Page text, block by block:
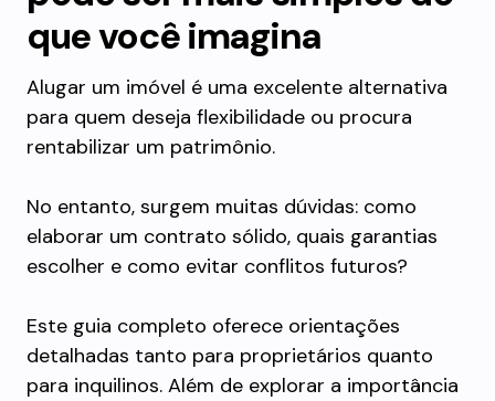
que você imagina
Alugar um imóvel é uma excelente alternativa
para quem deseja flexibilidade ou procura
rentabilizar um patrimônio.
No entanto, surgem muitas dúvidas: como
elaborar um contrato sólido, quais garantias
escolher e como evitar conflitos futuros?
Este guia completo oferece orientações
detalhadas tanto para proprietários quanto
para inquilinos. Além de explorar a importância